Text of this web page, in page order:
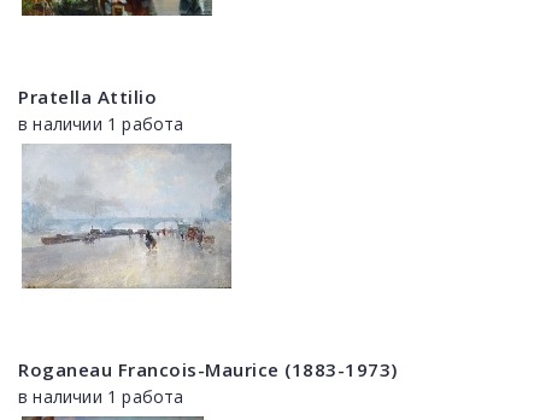
Pratella Attilio
в наличии 1 работа
Roganeau Francois-Maurice (1883-1973)
в наличии 1 работа